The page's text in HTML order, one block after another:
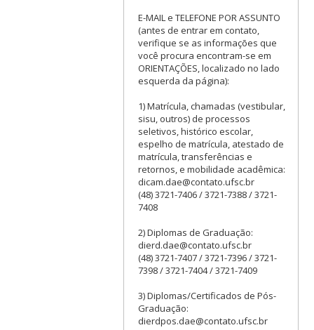
E-MAIL e TELEFONE POR ASSUNTO
(antes de entrar em contato,
verifique se as informações que
você procura encontram-se em
ORIENTAÇÕES, localizado no lado
esquerda da página):
1) Matrícula, chamadas (vestibular,
sisu, outros) de processos
seletivos, histórico escolar,
espelho de matrícula, atestado de
matrícula, transferências e
retornos, e mobilidade acadêmica:
dicam.dae@contato.ufsc.br
(48) 3721-7406 / 3721-7388 / 3721-
7408
2) Diplomas de Graduação:
dierd.dae@contato.ufsc.br
(48) 3721-7407 / 3721-7396 / 3721-
7398 / 3721-7404 / 3721-7409
3) Diplomas/Certificados de Pós-
Graduação:
dierdpos.dae@contato.ufsc.br